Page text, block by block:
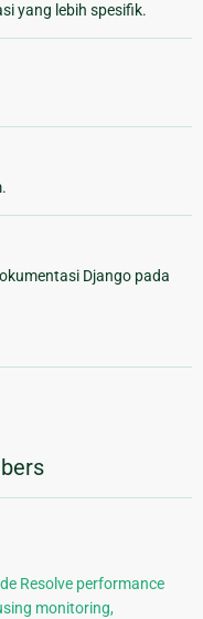
yang lebih spesifik.
Django pada
Resolve performance
monitoring,